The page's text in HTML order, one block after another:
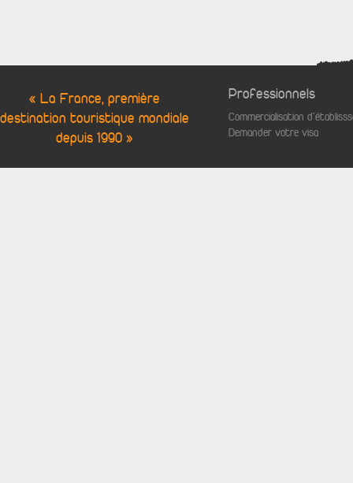
« La France, première
destination touristique mondiale
depuis 1990 »
Professionnels
Commercialisation
Demander votre visa